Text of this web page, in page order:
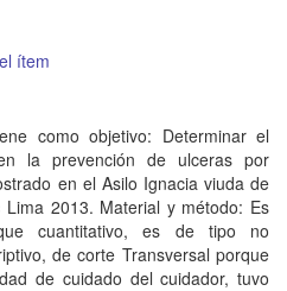
ítem
como objetivo: Determinar el
la prevención de ulceras por
en el Asilo Ignacia viuda de
2013. Material y método: Es
cuantitativo, es de tipo no
de corte Transversal porque
de cuidado del cuidador, tuvo